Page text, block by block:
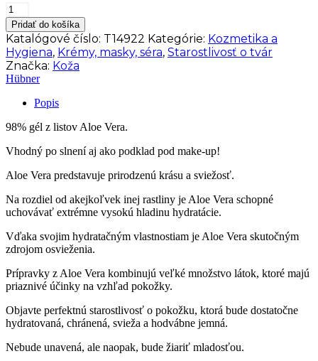
množstvo
HÜBNER
Aloe
Vera
Gél
98%
Vegan
Pridať do košíka
Katalógové číslo: T14922 Kategórie: Kozmetika a
Hygiena, Krémy, masky, séra, Starostlivosť o tvár
Značka: Koža
Hübner
Popis
98% gél z listov Aloe Vera.
Vhodný po slnení aj ako podklad pod make-up!
Aloe Vera predstavuje prirodzenú krásu a sviežosť.
Na rozdiel od akejkoľvek inej rastliny je Aloe Vera schopné
uchovávať extrémne vysokú hladinu hydratácie.
Vďaka svojim hydratačným vlastnostiam je Aloe Vera skutočným
zdrojom osvieženia.
Prípravky z Aloe Vera kombinujú veľké množstvo látok, ktoré majú
priaznivé účinky na vzhľad pokožky.
Objavte perfektnú starostlivosť o pokožku, ktorá bude dostatočne
hydratovaná, chránená, svieža a hodvábne jemná.
Nebude unavená, ale naopak, bude žiariť mladosťou.